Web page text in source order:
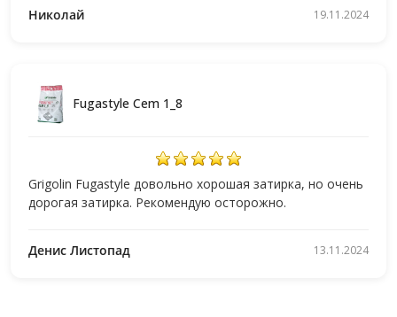
Николай 19.11.2024
Fugastyle Cem 1_8
Grigolin Fugastyle довольно хорошая затирка, но очень
дорогая затирка. Рекомендую осторожно.
Денис Листопад 13.11.2024